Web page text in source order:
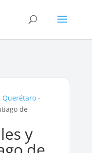
Querétaro-
de
y